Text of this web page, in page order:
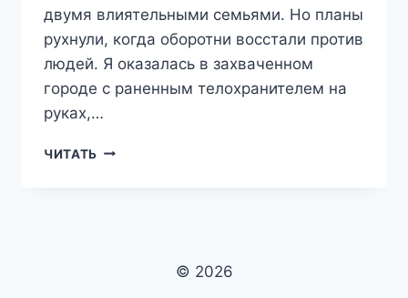
двумя влиятельными семьями. Но планы
рухнули, когда оборотни восстали против
людей. Я оказалась в захваченном
городе с раненным телохранителем на
руках,…
ЧИТАТЬ ДИКИЙ.
© 2026